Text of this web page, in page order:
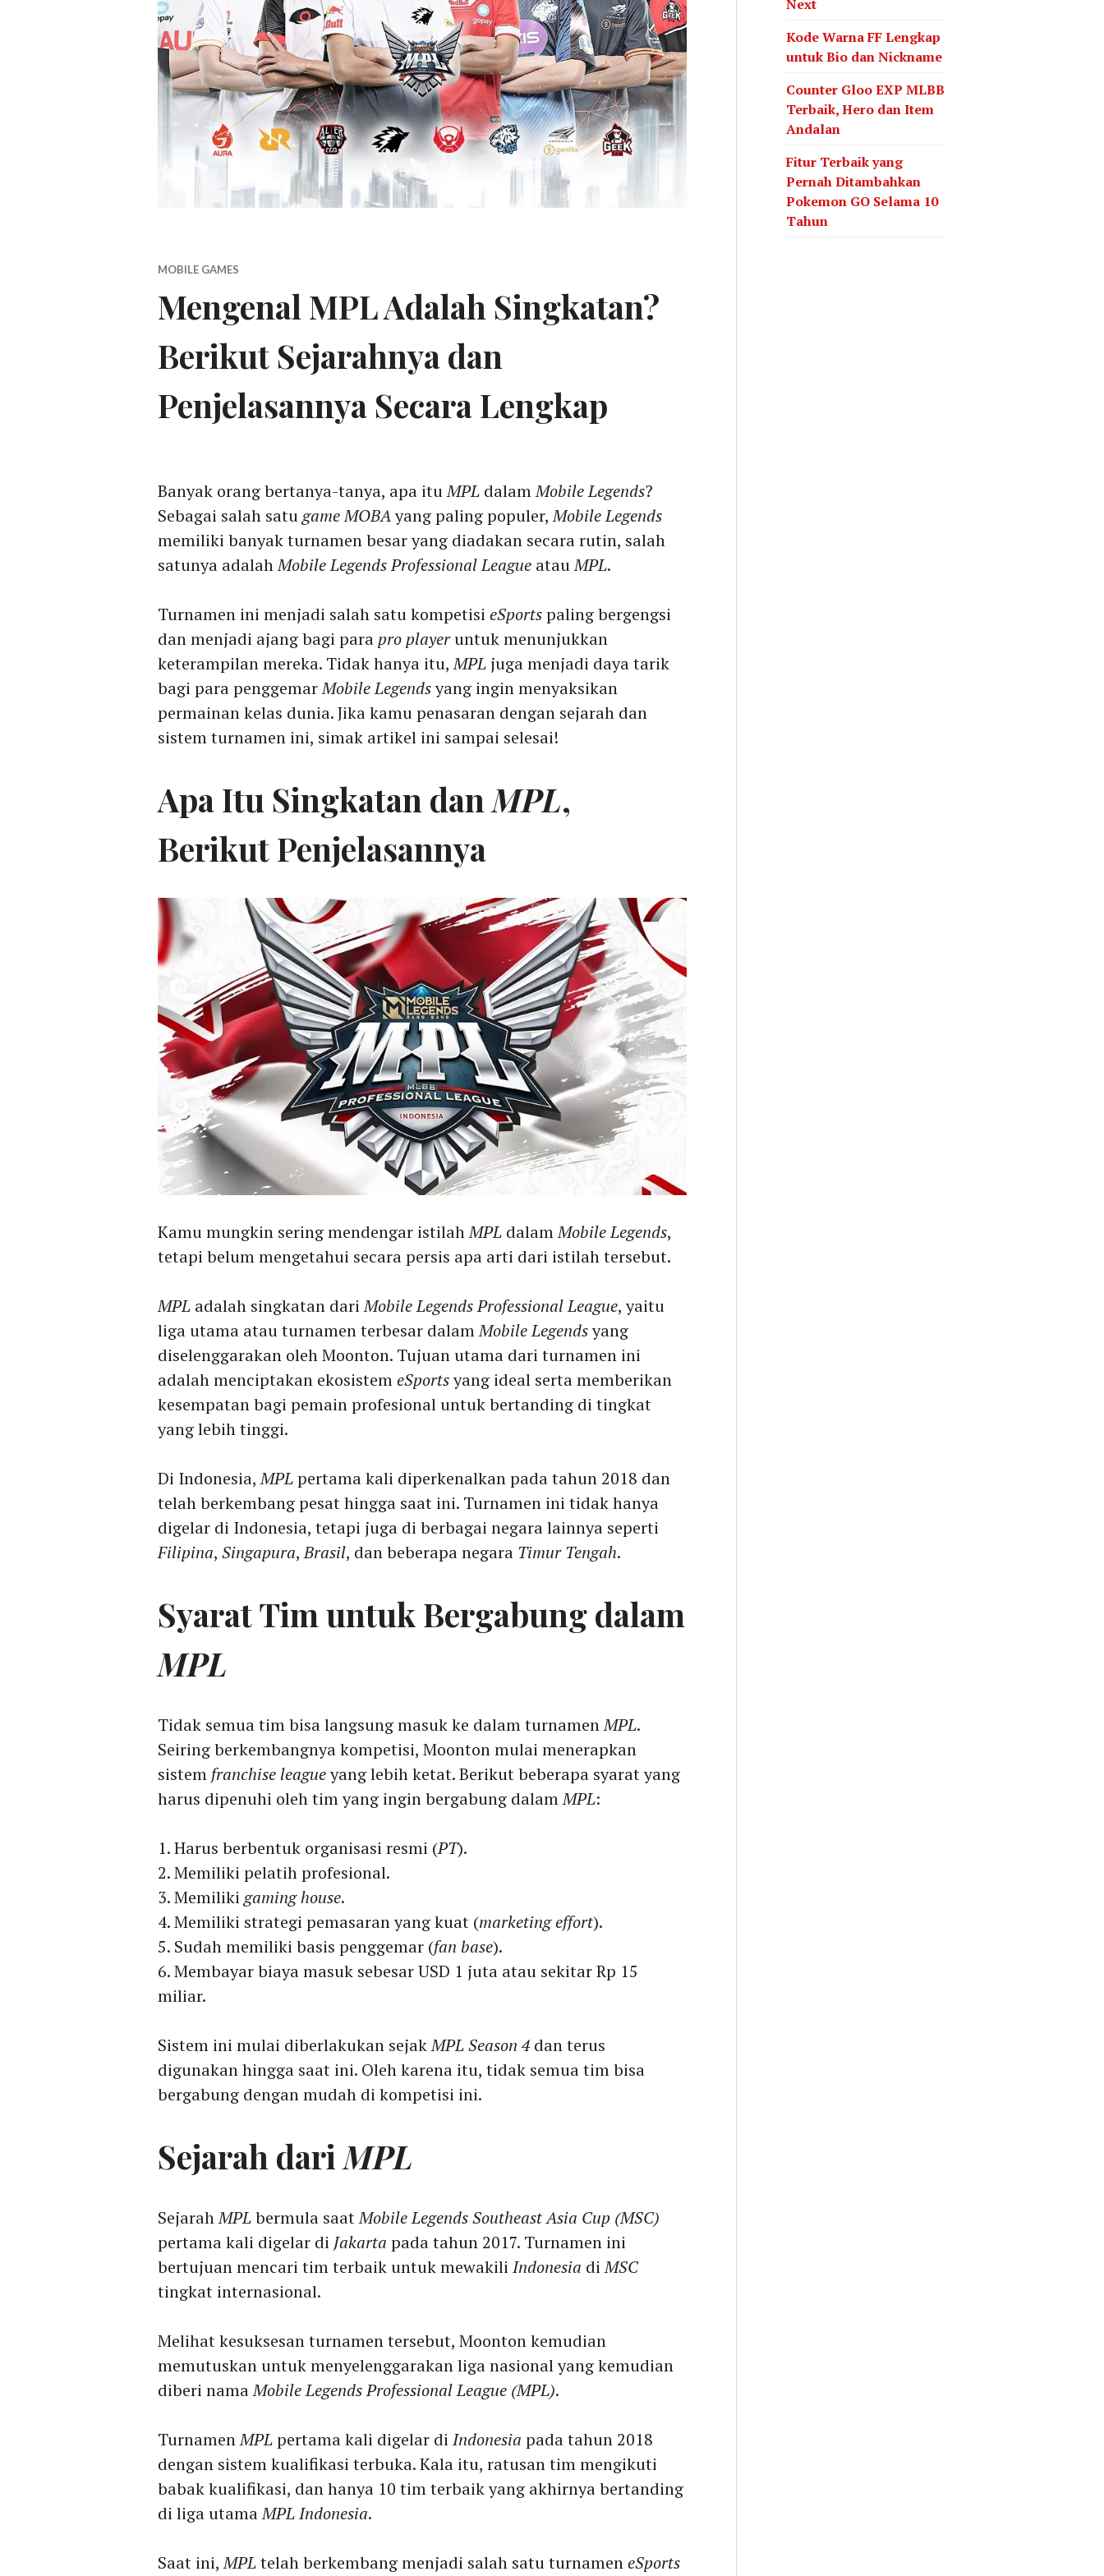
MOBILE GAMES
Mengenal MPL Adalah Singkatan?
Berikut Sejarahnya dan
Penjelasannya Secara Lengkap
Banyak orang bertanya-tanya, apa ituMPL dalamMobile Legends?
Sebagai salah satugameMOBAyang paling populer,Mobile Legends
memiliki banyak turnamen besar yang diadakan secara rutin, salah
satunya adalahMobile Legends Professional League atauMPL.
Turnamen ini menjadi salah satu kompetisi eSportspaling bergengsi
dan menjadi ajang bagi para pro playeruntuk menunjukkan
keterampilan mereka. Tidak hanya itu,MPL juga menjadi daya tarik
bagi para penggemarMobile Legendsyang ingin menyaksikan
permainan kelas dunia. Jika kamu penasaran dengan sejarah dan
sistem turnamen ini, simak artikel ini sampai selesai!
Apa Itu Singkatan dan MPL,
Berikut Penjelasannya
Kamu mungkin sering mendengar istilahMPL dalamMobile Legends,
tetapi belum mengetahui secara persis apa arti dari istilah tersebut.
MPL adalah singkatan dariMobile Legends Professional League, yaitu
liga utama atau turnamen terbesar dalamMobile Legendsyang
diselenggarakan oleh Moonton. Tujuan utama dari turnamen ini
adalah menciptakan ekosistemeSportsyang ideal serta memberikan
kesempatan bagi pemain profesional untuk bertanding di tingkat
yang lebih tinggi.
Di Indonesia,MPLpertama kali diperkenalkan pada tahun 2018 dan
telah berkembang pesat hingga saat ini. Turnamen ini tidak hanya
digelar di Indonesia, tetapi juga di berbagai negara lainnya seperti
Filipina, Singapura,Brasil, dan beberapa negara Timur Tengah.
Syarat Tim untuk Bergabung dalam
MPL
Tidak semua tim bisa langsung masuk ke dalam turnamenMPL.
Seiring berkembangnya kompetisi, Moonton mulai menerapkan
sistem franchise leagueyang lebih ketat. Berikut beberapa syarat yang
harus dipenuhi oleh tim yang ingin bergabung dalamMPL:
Harus berbentuk organisasi resmi (PT).
Memiliki pelatih profesional.
Memiliki gaming house.
Memiliki strategi pemasaran yang kuat (marketing effort).
Sudah memiliki basis penggemar (fan base).
Membayar biaya masuk sebesar USD 1 juta atau sekitar Rp 15
miliar.
Sistem ini mulai diberlakukan sejakMPLSeason 4dan terus
digunakan hingga saat ini. Oleh karena itu, tidak semua tim bisa
bergabung dengan mudah di kompetisi ini.
Sejarah dari MPL
SejarahMPLbermula saatMobile Legends Southeast Asia Cup (MSC)
pertama kali digelar di Jakarta pada tahun 2017. Turnamen ini
bertujuan mencari tim terbaik untuk mewakili Indonesia diMSC
tingkat internasional.
Melihat kesuksesan turnamen tersebut, Moonton kemudian
memutuskan untuk menyelenggarakan liga nasional yang kemudian
diberi namaMobile Legends Professional League (MPL).
TurnamenMPLpertama kali digelar di Indonesia pada tahun 2018
dengan sistem kualifikasi terbuka. Kala itu, ratusan tim mengikuti
babak kualifikasi, dan hanya 10 tim terbaik yang akhirnya bertanding
di liga utamaMPL Indonesia.
Saat ini,MPLtelah berkembang menjadi salah satu turnameneSports
Next
Kode Warna FF Lengkap
untuk Bio dan Nickname
Counter Gloo EXP MLBB
Terbaik, Hero dan Item
Andalan
Fitur Terbaik yang
Pernah Ditambahkan
Pokemon GO Selama 10
Tahun